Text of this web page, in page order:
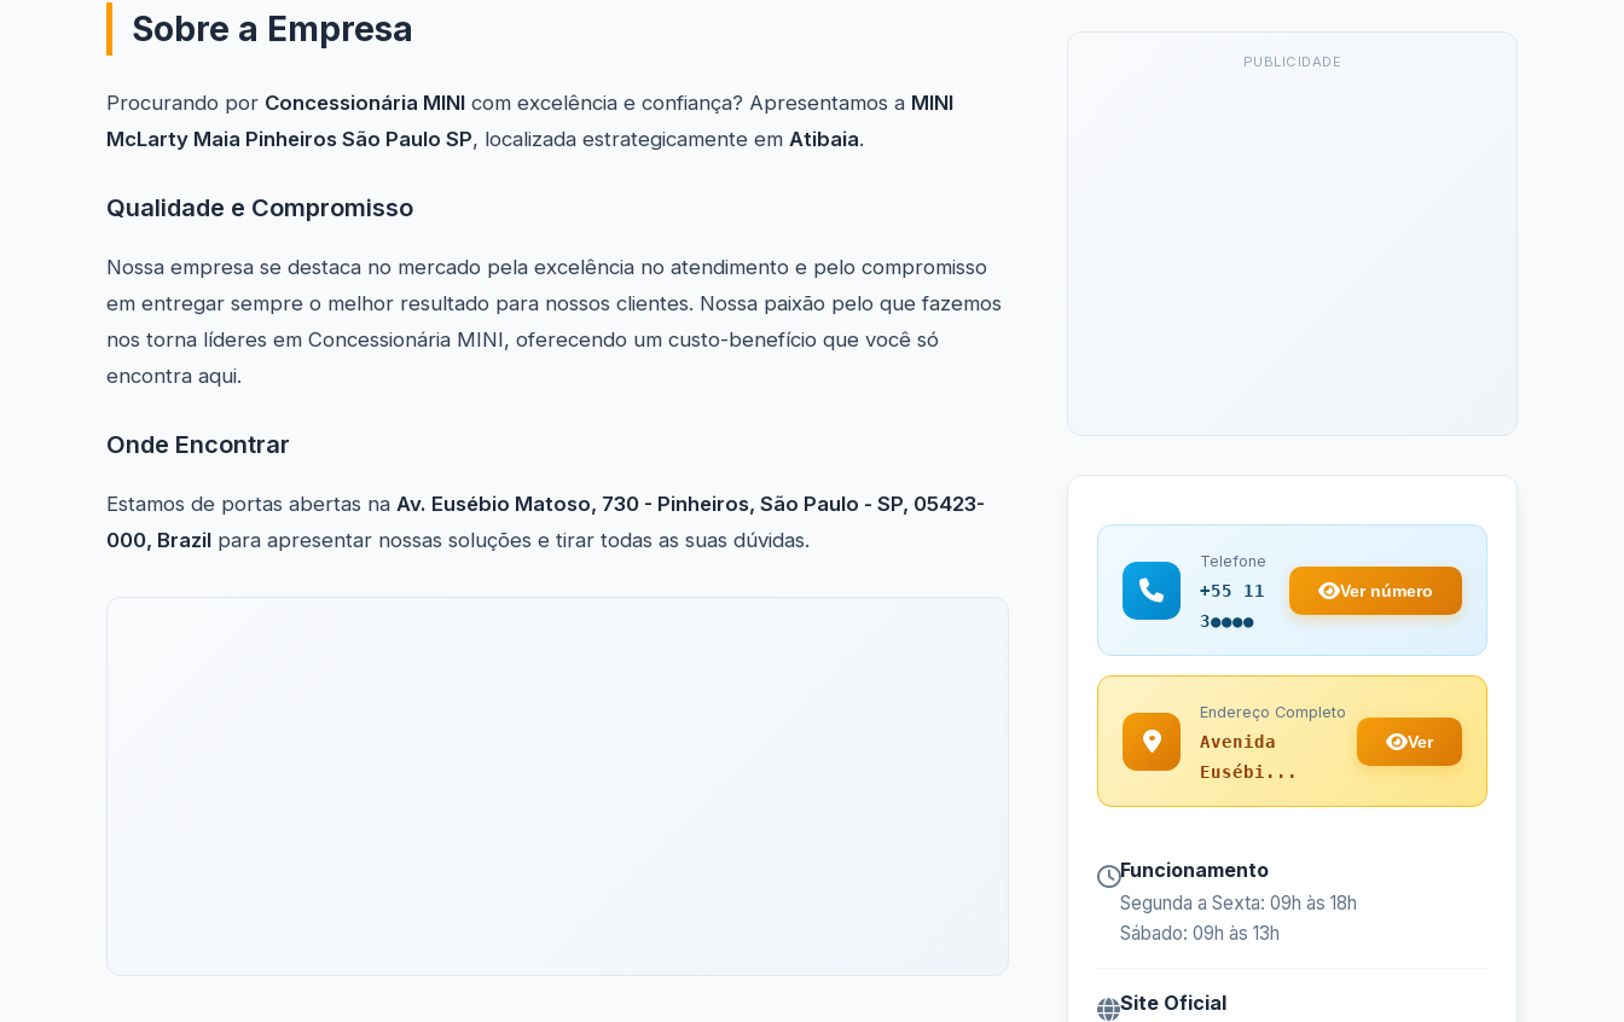
Sobre a Empresa
Procurando por Concessionária MINI com excelência e confiança? Apresentamos a MINI
McLarty Maia Pinheiros São Paulo SP, localizada estrategicamente em Atibaia.
Qualidade e Compromisso
Nossa empresa se destaca no mercado pela excelência no atendimento e pelo compromisso
em entregar sempre o melhor resultado para nossos clientes. Nossa paixão pelo que fazemos
nos torna líderes em Concessionária MINI, oferecendo um custo-benefício que você só
encontra aqui.
Onde Encontrar
Estamos de portas abertas na Av. Eusébio Matoso, 730 - Pinheiros, São Paulo - SP, 05423-
000, Brazil para apresentar nossas soluções e tirar todas as suas dúvidas.
PUBLICIDADE
Telefone
+55 11
3●●●●
Ver número
Endereço Completo
Avenida
Eusébi...
Ver
Funcionamento
Segunda a Sexta: 09h às 18h
Sábado: 09h às 13h
Site Oficial